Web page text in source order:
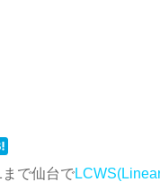
で仙台で